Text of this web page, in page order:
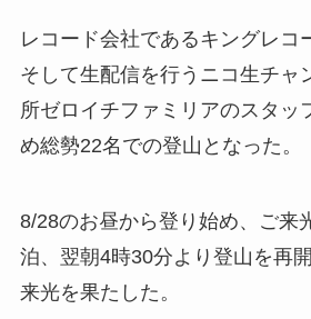
レコード会社であるキングレコ
そして生配信を行うニコ生チャ
所ゼロイチファミリアのスタッ
め総勢22名での登山となった。
8/28のお昼から登り始め、ご来
泊、翌朝4時30分より登山を再
来光を果たした。